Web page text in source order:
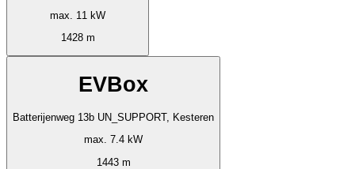
max. 11 kW
1428 m
EVBox
Batterijenweg 13b UN_SUPPORT, Kesteren
max. 7.4 kW
1443 m